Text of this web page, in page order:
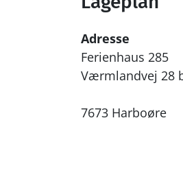
Adresse
Ferienhaus 285
Værmlandvej 28
7673 Harboøre